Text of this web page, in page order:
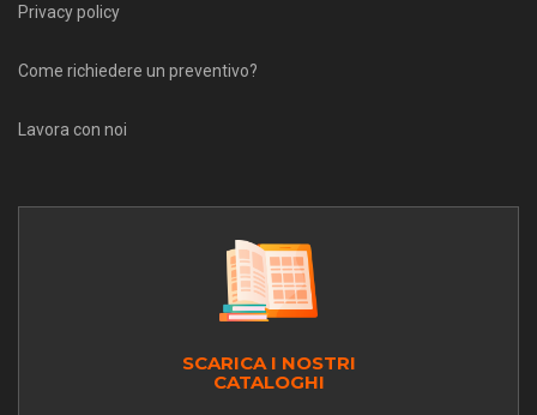
Privacy policy
Come richiedere un preventivo?
Lavora con noi
SCARICA I NOSTRI
CATALOGHI